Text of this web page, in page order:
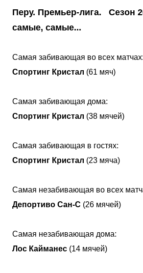
Перу. Премьер-лига. Сезон
самые, самые...
Самая забивающая во всех матчах:
Спортинг Кристал (61 мяч)
Самая забивающая дома:
Спортинг Кристал (38 мячей)
Самая забивающая в гостях:
Спортинг Кристал (23 мяча)
Самая незабивающая во всех
Депортиво Сан-С (26 мячей)
Самая незабивающая дома:
Лос Кайманес (14 мячей)